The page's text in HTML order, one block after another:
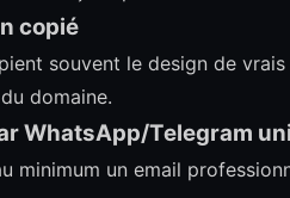
copié
souvent le design de
domaine.
WhatsApp/Telegram
minimum un email